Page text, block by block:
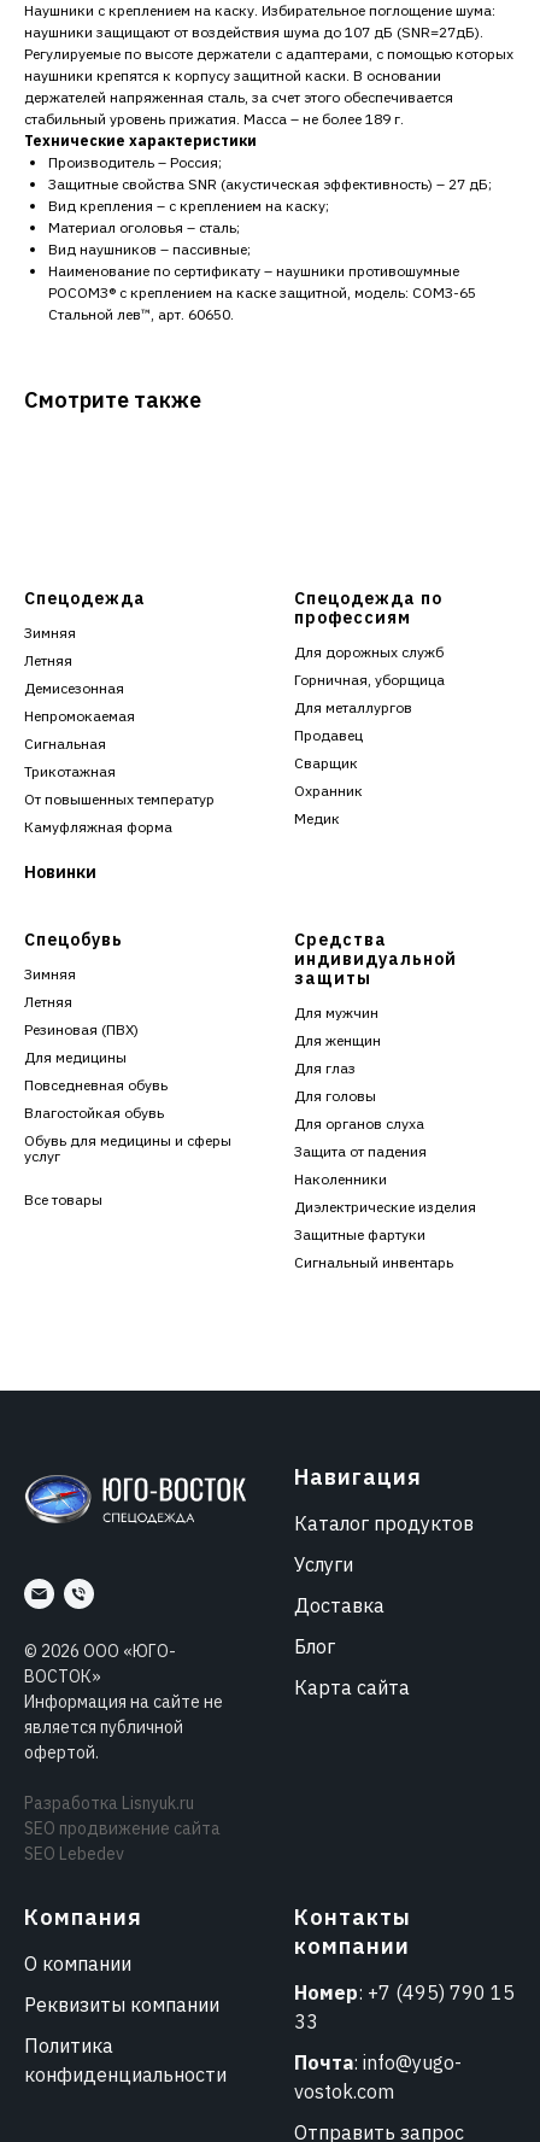
Наушники с креплением на каску. Избирательное поглощение шума:
наушники защищают от воздействия шума до 107 дБ (SNR=27дБ).
Регулируемые по высоте держатели с адаптерами, с помощью которых
наушники крепятся к корпусу защитной каски. В основании
держателей напряженная сталь, за счет этого обеспечивается
стабильный уровень прижатия. Масса – не более 189 г.
Технические характеристики
Производитель – Россия;
Защитные свойства SNR (акустическая эффективность) – 27 дБ;
Вид крепления – с креплением на каску;
Материал оголовья – сталь;
Вид наушников – пассивные;
Наименование по сертификату – наушники противошумные
РОСОМЗ® с креплением на каске защитной, модель: СОМЗ-65
Стальной лев™, арт. 60650.
Смотрите также
Спецодежда
Зимняя
Летняя
Демисезонная
Непромокаемая
Сигнальная
Трикотажная
От повышенных температур
Камуфляжная форма
Новинки
Спецодежда по
профессиям
Для дорожных служб
Горничная, уборщица
Для металлургов
Продавец
Сварщик
Охранник
Медик
Спецобувь
Зимняя
Летняя
Резиновая (ПВХ)
Для медицины
Повседневная обувь
Влагостойкая обувь
Обувь для медицины и сферы
услуг
Все товары
Средства
индивидуальной
защиты
Для мужчин
Для женщин
Для глаз
Для головы
Для органов слуха
Защита от падения
Наколенники
Диэлектрические изделия
Защитные фартуки
Сигнальный инвентарь
© 2026 ООО «ЮГО-
ВОСТОК»
Информация на сайте не
является публичной
офертой.
Разработка Lisnyuk.ru
SEO продвижение сайта
SEO Lebedev
Навигация
Каталог продуктов
Услуги
Доставка
Блог
Карта сайта
Компания
О компании
Реквизиты компании
Политика
конфиденциальности
Контакты
компании
Номер: +7 (495) 790 15
33
Почта: info@yugo-
vostok.com
Отправить запрос